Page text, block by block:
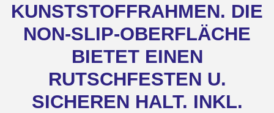
KUNSTSTOFFRAHMEN. DIE
NON-SLIP-OBERFLÄCHE
BIETET EINEN
RUTSCHFESTEN U.
SICHEREN HALT. INKL.